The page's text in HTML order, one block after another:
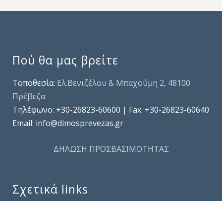
Πού θα μας βρείτε
Τοποθεσία: Ελ.Βενιζέλου & Μπαχούμη 2, 48100
Πρέβεζα
Τηλέφωνo: +30-26823-60600 | Fax: +30-26823-60640
Email: info@dimosprevezas.gr
ΔΗΛΩΣΗ ΠΡΟΣΒΑΣΙΜΟΤΗΤΑΣ
Σχετικά links